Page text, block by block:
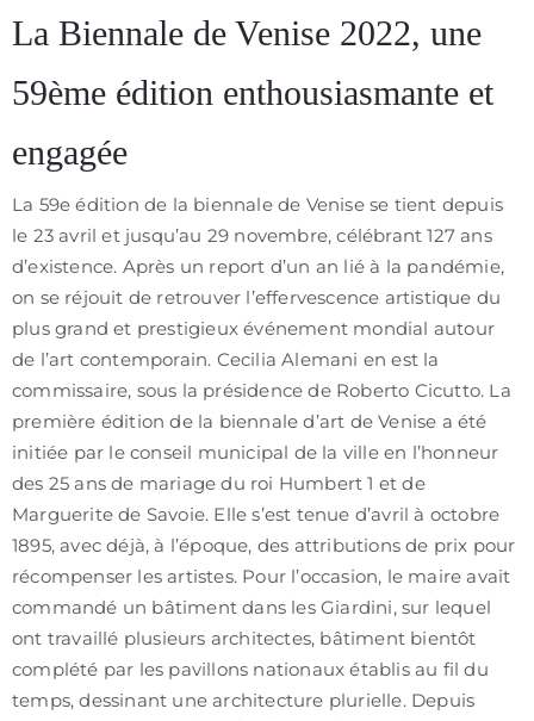
CGV
La Biennale de Venise 2022, une
59ème édition enthousiasmante et
engagée
La 59e édition de la biennale de Venise se tient depuis
le 23 avril et jusqu’au 29 novembre, célébrant 127 ans
d’existence. Après un report d’un an lié à la pandémie,
on se réjouit de retrouver l’effervescence artistique du
plus grand et prestigieux événement mondial autour
de l’art contemporain. Cecilia Alemani en est la
commissaire, sous la présidence de Roberto Cicutto. La
première édition de la biennale d’art de Venise a été
initiée par le conseil municipal de la ville en l’honneur
des 25 ans de mariage du roi Humbert 1 et de
Marguerite de Savoie. Elle s’est tenue d’avril à octobre
1895, avec déjà, à l’époque, des attributions de prix pour
récompenser les artistes. Pour l’occasion, le maire avait
commandé un bâtiment dans les Giardini, sur lequel
ont travaillé plusieurs architectes, bâtiment bientôt
complété par les pavillons nationaux établis au fil du
temps, dessinant une architecture plurielle. Depuis